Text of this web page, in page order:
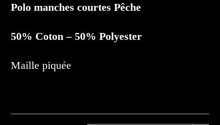
Polo manches courtes Pêche
50% Coton – 50% Polyester
Maille piquée